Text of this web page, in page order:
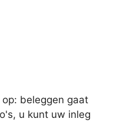
beleggen gaat
u kunt uw inleg